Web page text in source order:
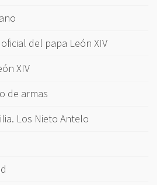
del papa León XIV
XIV
de armas
Los Nieto Antelo